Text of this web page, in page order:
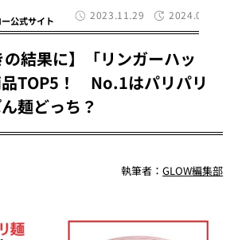
公式サイト 2023.11.29 2024.02.15
の結果に】「リンガーハッ
品TOP5！ No.1はパリパリ
麺どっち？
執筆者：GLOW編集部